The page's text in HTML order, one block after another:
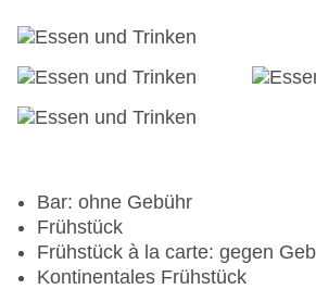
Bar: ohne Gebühr
Frühstück
Frühstück à la carte: gegen
Kontinentales Frühstück